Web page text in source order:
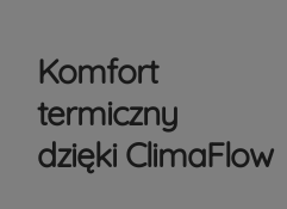
Komfort
termiczny
dzięki ClimaFlow